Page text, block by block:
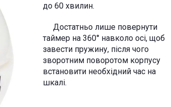
до 60 хвилин.
Достатньо лише повернути
таймер на 360° навколо осі, щоб
завести пружину, після чого
зворотним поворотом корпусу
встановити необхідний час на
шкалі.